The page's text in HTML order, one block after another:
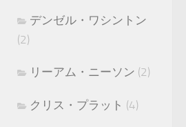
デンゼル・ワシントン
(2)
リーアム・ニーソン (2)
クリス・プラット (4)